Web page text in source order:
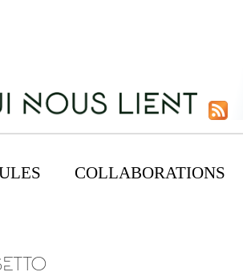
COLLABORATIONS